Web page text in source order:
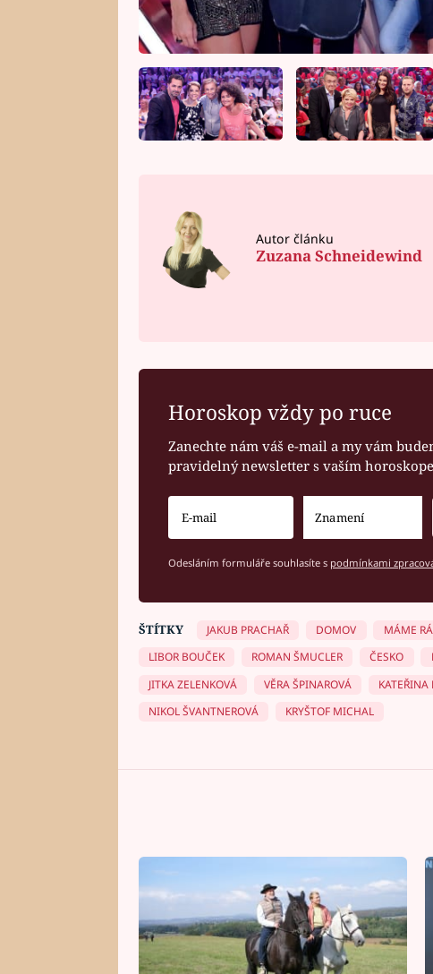
Autor článku
Zuzana Schneidewind
Horoskop vždy po ruce
Zanechte nám váš e-mail a my vám
pravidelný newsletter s vaším
Odesláním formuláře souhlasíte s podmínkami
ŠTÍTKY JAKUB PRACHAŘ DOMOV
MÁME
LIBOR BOUČEK
ROMAN ŠMUCLER ČESKO
JITKA ZELENKOVÁ
VĚRA ŠPINAROVÁ
KATEŘINA
NIKOL ŠVANTNEROVÁ
KRYŠTOF MICHAL